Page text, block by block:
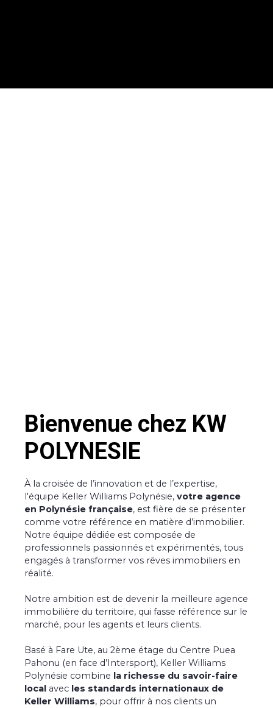
Bienvenue chez KW
POLYNESIE
À la croisée de l’innovation et de l’expertise,
l'équipe Keller Williams Polynésie, votre agence
en Polynésie française, est fière de se présenter
comme votre référence en matière d’immobilier.
Notre équipe dédiée est composée de
professionnels passionnés et expérimentés, tous
engagés à transformer vos rêves immobiliers en
réalité.
Notre ambition est de devenir la meilleure agence
immobilière du territoire, qui fasse référence sur le
marché, pour les agents et leurs clients.
Basé à Fare Ute, au 2ème étage du Centre Puea
Pahonu (en face d’Intersport), Keller Williams
Polynésie combine la richesse du savoir-faire
local avec les standards internationaux de
Keller Williams, pour offrir à nos clients un